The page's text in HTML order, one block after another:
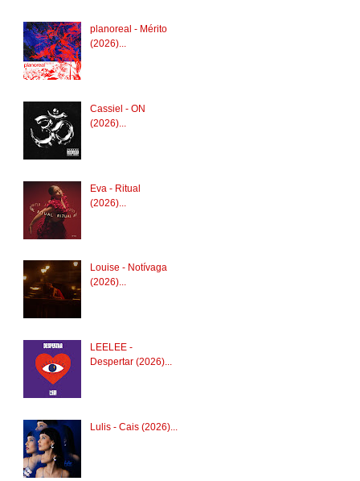
planoreal - Mérito
(2026)...
Cassiel - ON
(2026)...
Eva - Ritual
(2026)...
Louise - Notívaga
(2026)...
LEELEE -
Despertar (2026)...
Lulis - Cais (2026)...